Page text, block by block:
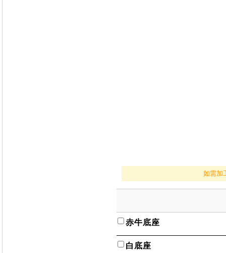
如需加
赤牛底座
白底座